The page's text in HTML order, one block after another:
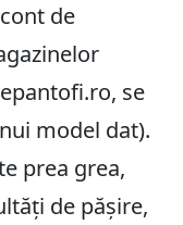
de
se
model dat).
prea grea,
de pășire,